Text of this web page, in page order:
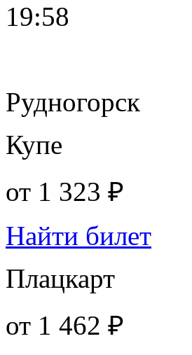
19:58
Рудногорск
Купе
от 1 323 ₽
Найти билет
Плацкарт
от 1 462 ₽